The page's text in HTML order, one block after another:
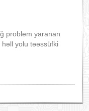
problem yaranan
yolu təəssüfki